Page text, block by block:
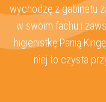
wychodzę z gabinetu
w swoim fachu i
higienistkę Panią
niej to czysta